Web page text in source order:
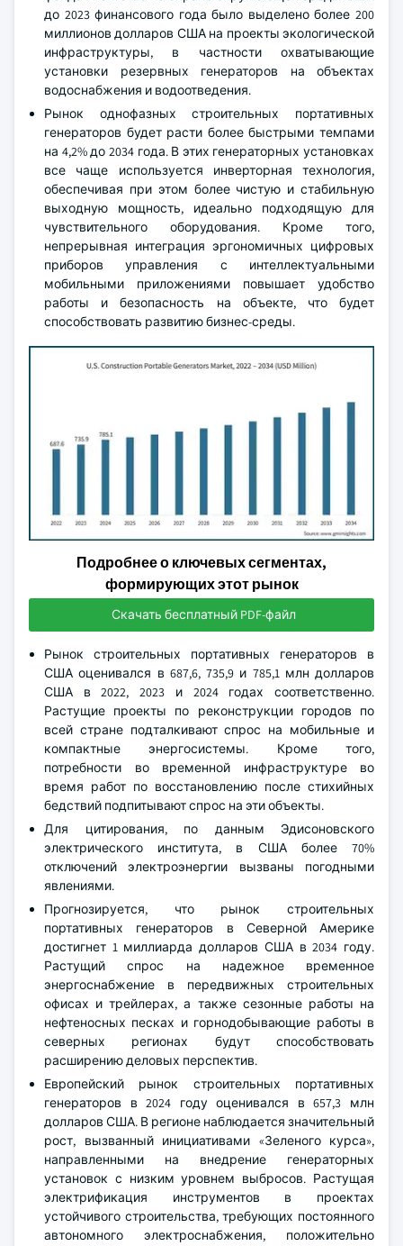
до 2023 финансового года было выделено более 200
миллионов долларов США на проекты экологической
инфраструктуры, в частности охватывающие
установки резервных генераторов на объектах
водоснабжения и водоотведения.
Рынок однофазных строительных портативных
генераторов будет расти более быстрыми темпами
на 4,2% до 2034 года. В этих генераторных установках
все чаще используется инверторная технология,
обеспечивая при этом более чистую и стабильную
выходную мощность, идеально подходящую для
чувствительного оборудования. Кроме того,
непрерывная интеграция эргономичных цифровых
приборов управления с интеллектуальными
мобильными приложениями повышает удобство
работы и безопасность на объекте, что будет
способствовать развитию бизнес-среды.
Подробнее о ключевых сегментах,
формирующих этот рынок
Скачать бесплатный PDF-файл
Рынок строительных портативных генераторов в
США оценивался в 687,6, 735,9 и 785,1 млн долларов
США в 2022, 2023 и 2024 годах соответственно.
Растущие проекты по реконструкции городов по
всей стране подталкивают спрос на мобильные и
компактные энергосистемы. Кроме того,
потребности во временной инфраструктуре во
время работ по восстановлению после стихийных
бедствий подпитывают спрос на эти объекты.
Для цитирования, по данным Эдисоновского
электрического института, в США более 70%
отключений электроэнергии вызваны погодными
явлениями.
Прогнозируется, что рынок строительных
портативных генераторов в Северной Америке
достигнет 1 миллиарда долларов США в 2034 году.
Растущий спрос на надежное временное
энергоснабжение в передвижных строительных
офисах и трейлерах, а также сезонные работы на
нефтеносных песках и горнодобывающие работы в
северных регионах будут способствовать
расширению деловых перспектив.
Европейский рынок строительных портативных
генераторов в 2024 году оценивался в 657,3 млн
долларов США. В регионе наблюдается значительный
рост, вызванный инициативами «Зеленого курса»,
направленными на внедрение генераторных
установок с низким уровнем выбросов. Растущая
электрификация инструментов в проектах
устойчивого строительства, требующих постоянного
автономного электроснабжения, положительно